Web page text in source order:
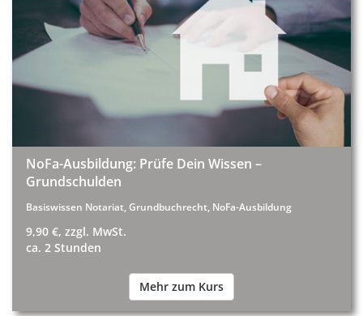
NoFa-Ausbildung: Prüfe Dein Wissen –
Grundschulden
Basiswissen Notariat, Grundbuchrecht, NoFa-Ausbildung
9,90 €, zzgl. MwSt.
ca. 2 Stunden
Mehr zum Kurs